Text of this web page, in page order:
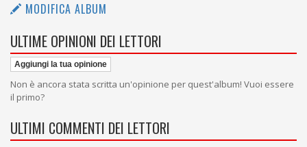
MODIFICA ALBUM
ULTIME OPINIONI DEI LETTORI
Aggiungi la tua opinione
Non è ancora stata scritta un'opinione per quest'album! Vuoi essere
il primo?
ULTIMI COMMENTI DEI LETTORI